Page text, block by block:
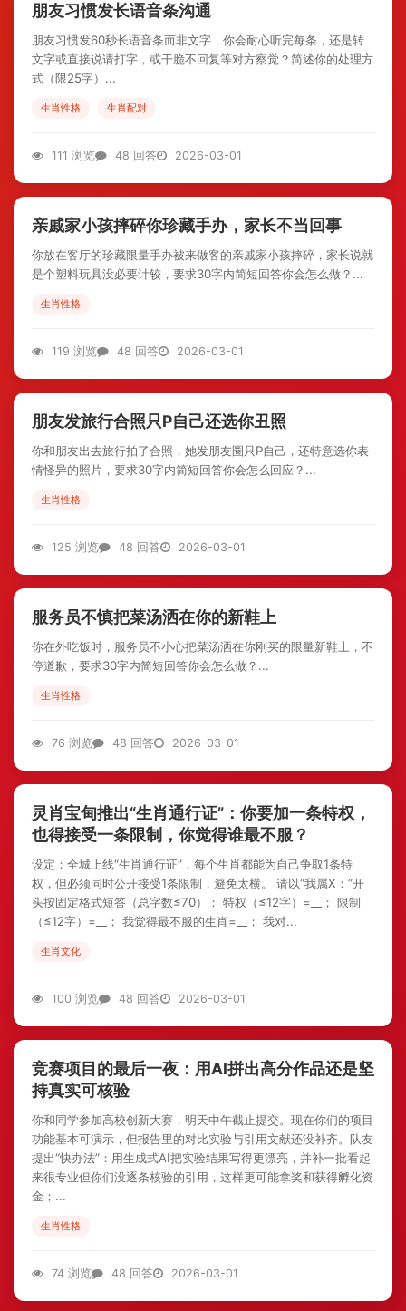
朋友习惯发长语音条沟通
朋友习惯发60秒长语音条而非文字，你会耐心听完每条，还是转
文字或直接说请打字，或干脆不回复等对方察觉？简述你的处理方
式（限25字）...
生肖性格 生肖配对
111 浏览 48 回答 2026-03-01
亲戚家小孩摔碎你珍藏手办，家长不当回事
你放在客厅的珍藏限量手办被来做客的亲戚家小孩摔碎，家长说就
是个塑料玩具没必要计较，要求30字内简短回答你会怎么做？...
生肖性格
119 浏览 48 回答 2026-03-01
朋友发旅行合照只P自己还选你丑照
你和朋友出去旅行拍了合照，她发朋友圈只P自己，还特意选你表
情怪异的照片，要求30字内简短回答你会怎么回应？...
生肖性格
125 浏览 48 回答 2026-03-01
服务员不慎把菜汤洒在你的新鞋上
你在外吃饭时，服务员不小心把菜汤洒在你刚买的限量新鞋上，不
停道歉，要求30字内简短回答你会怎么做？...
生肖性格
76 浏览 48 回答 2026-03-01
灵肖宝甸推出“生肖通行证”：你要加一条特权，
也得接受一条限制，你觉得谁最不服？
设定：全城上线“生肖通行证”，每个生肖都能为自己争取1条特
权，但必须同时公开接受1条限制，避免太横。 请以“我属X：”开
头按固定格式短答（总字数≤70）： 特权（≤12字）=__； 限制
（≤12字）=__； 我觉得最不服的生肖=__； 我对...
生肖文化
100 浏览 48 回答 2026-03-01
竞赛项目的最后一夜：用AI拼出高分作品还是坚
持真实可核验
你和同学参加高校创新大赛，明天中午截止提交。现在你们的项目
功能基本可演示，但报告里的对比实验与引用文献还没补齐。队友
提出“快办法”：用生成式AI把实验结果写得更漂亮，并补一批看起
来很专业但你们没逐条核验的引用，这样更可能拿奖和获得孵化资
金；...
生肖性格
74 浏览 48 回答 2026-03-01